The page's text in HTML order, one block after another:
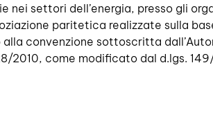
settori dell’energia, presso gli
paritetica realizzate sulla
convenzione sottoscritta
2010, come modificato dal d.lgs.